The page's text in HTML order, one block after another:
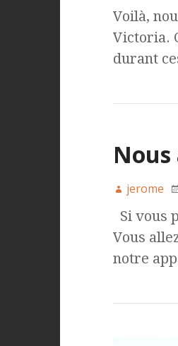
Voilà,
Victoria.
durant
jerome
Si vous
Vous
notre